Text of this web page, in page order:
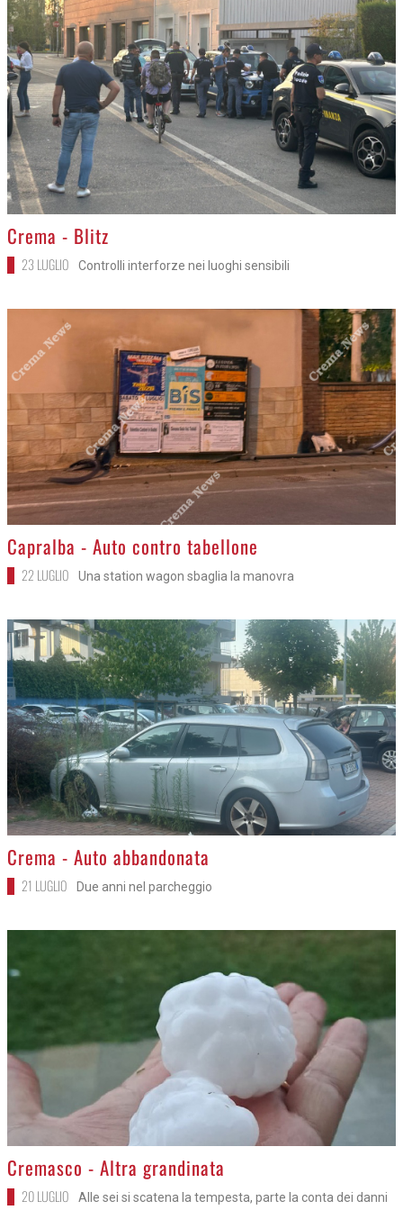
>
Crema - Blitz
23 LUGLIO Controlli interforze nei luoghi sensibili
>
Capralba - Auto contro tabellone
22 LUGLIO Una station wagon sbaglia la manovra
>
Crema - Auto abbandonata
21 LUGLIO Due anni nel parcheggio
>
Cremasco - Altra grandinata
20 LUGLIO Alle sei si scatena la tempesta, parte la conta dei danni